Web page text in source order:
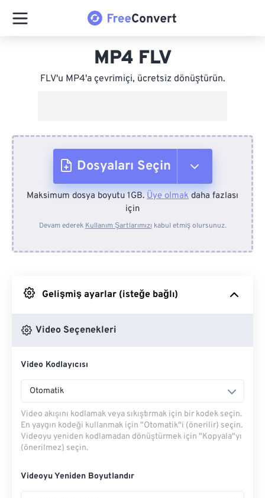
MP4 FLV
FLV'u MP4'a çevrimiçi, ücretsiz dönüştürün.
Dosyaları Seçin
Cihazdan
Google Drive'dan
OneDrive'dan
Maksimum dosya boyutu 1GB. Üye olmak daha fazlası
için
Devam ederek Kullanım Şartlarımızı kabul etmiş olursunuz.
Gelişmiş ayarlar (isteğe bağlı)
Video Seçenekleri
Video Kodlayıcısı
Otomatik
Video akışını kodlamak veya sıkıştırmak için bir kodek seçin.
En yaygın kodeği kullanmak için "Otomatik"i (önerilir) seçin.
Videoyu yeniden kodlamadan dönüştürmek için "Kopyala"yı
(önerilmez) seçin.
Videoyu Yeniden Boyutlandır